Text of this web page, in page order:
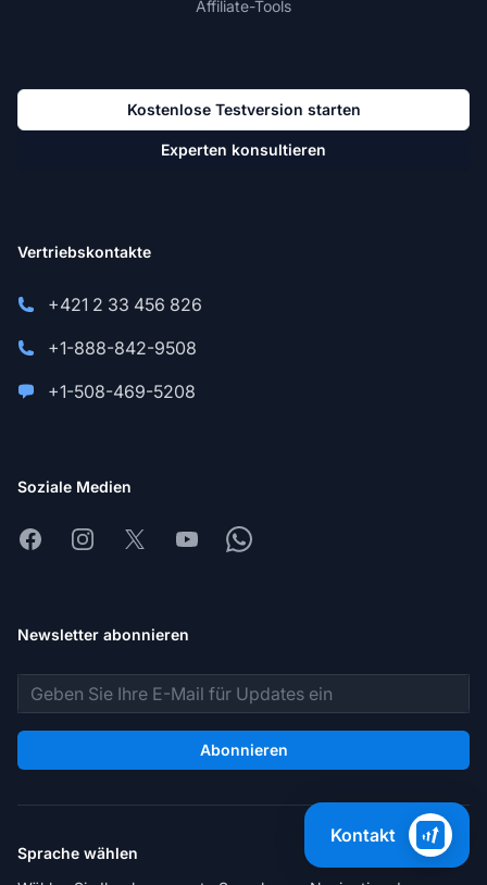
Affiliate-Tools
Kostenlose Testversion starten
Experten konsultieren
Vertriebskontakte
+421 2 33 456 826
+1-888-842-9508
+1-508-469-5208
Soziale Medien
FacebookInstagram
X YoutubeWhatsapp
Newsletter abonnieren
E-Mail-Adresse
Abonnieren
Sprache wählen
Kontakt